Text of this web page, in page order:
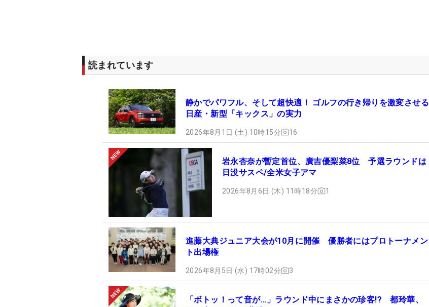
読まれています
静かでパワフル、そして超快適！ ゴルフの行き帰りを激変させる
日産・新型「キックス」の実力
2026年8月1日 (土) 10時15分 16
岩永杏奈が暫定首位、廣吉優梨菜8位 予選ラウンドは
日没サスペ/全米女子アマ
2026年8月6日 (木) 11時18分 1
進藤大典ジュニア大会が10月に開催 優勝者にはプロトーナメン
ト出場権
2026年8月5日 (水) 17時02分 3
「ボトッ！って音が…」ラウンド中にまさかの珍客!? 都玲華、